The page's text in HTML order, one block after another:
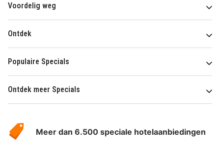
Voordelig weg
Ontdek
Populaire Specials
Ontdek meer Specials
HotelSpecials
Meer dan 6.500 speciale hotelaanbiedingen